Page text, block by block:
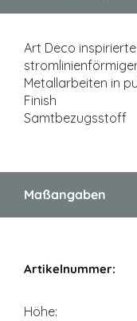
Art Deco
Metallarbeiten in
Finish
Samtbezugsstoff
Maßangaben
Höhe